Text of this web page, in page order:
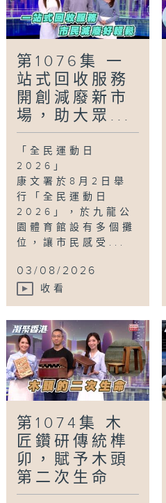
第1076集 一
站式回收服務
開創減廢新市
場，助大眾...
「全民運動日
2026」
康文署於8月2日舉
行「全民運動日
2026」，於九龍公
園體育館設有多個攤
位，讓市民感受...
03/08/2026
收看
第1074集 木
匠鑽研傳統榫
卯，賦予木頭
第二次生命